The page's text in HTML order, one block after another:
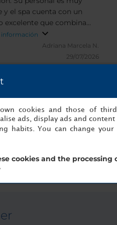
y el spa cuenta con un
excelente que combina
técnicas, ideal para
información
Adriana Marcela N.
29/07/2026
y verificadas de
cookies and those of
ads, display ads and
habits. You can change your
cookies and the processing